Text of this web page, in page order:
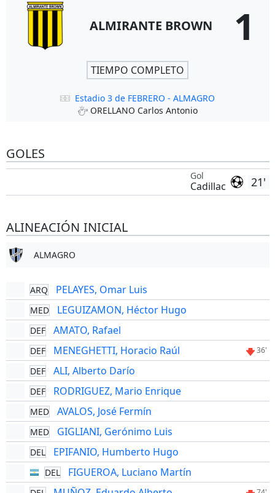
ALMIRANTE BROWN 1
TIEMPO COMPLETO
Estadio 3 de FEBRERO - ALMAGRO
ORELLANO Carlos Antonio
GOLES
21'
Gol
Cadillac
ALINEACIÓN INICIAL
ALMAGRO
ARQ PELAYES, Omar Luis
MED LEGUIZAMON, Héctor Hugo
DEF AMATO, Rafael
DEF MENEGHETTI, Horacio Raúl 36'
DEF ALI, Alberto Darío
DEF RODRIGUEZ, Mario Enrique
MED AVALOS, José Fermín
MED GIGLIANI, Gerónimo Luis
DEL EPIFANIO, Humberto Hugo
DEL FIGUEROA, Luciano Martín